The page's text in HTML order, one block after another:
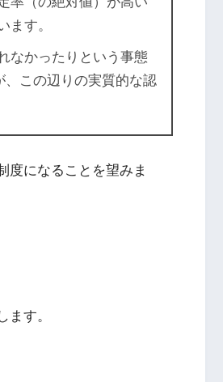
ます。
なかったりという事態
、この辺りの実質的な認
度になることを望みま
ます。